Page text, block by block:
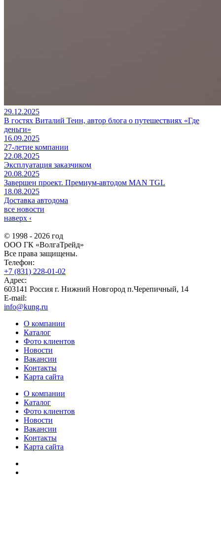
29.12.2025
В гостях Виталий Теин, автор блога о путешествиях «Где
деньги»
16.09.2025
27-летие компании
22.08.2025
Эксплуатация заказчиком
20.08.2025
Завершен проект. Премиум-автодом MAN TGL
18.08.2025
Доставка автодома
все новости
наверх ‹
© 1998 - 2026 год
ООО ГК «ВолгаТрейд»
Все права защищены.
Телефон:
+7 (831) 228-01-02
Адрес:
603141 Россия г. Нижний Новгород п.Черепичный, 14
E-mail:
info@kung.ru
О компании
Каталог
Фото клиентов
Новости
Вакансии
Контакты
Карта сайта
О компании
Каталог
Фото клиентов
Новости
Вакансии
Контакты
Карта сайта